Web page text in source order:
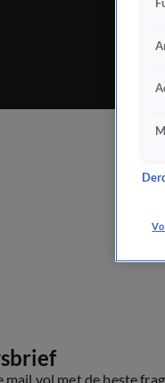
vol met de beste